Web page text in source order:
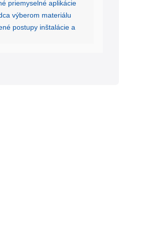
priemyselné aplikácie
výberom materiálu
postupy inštalácie a